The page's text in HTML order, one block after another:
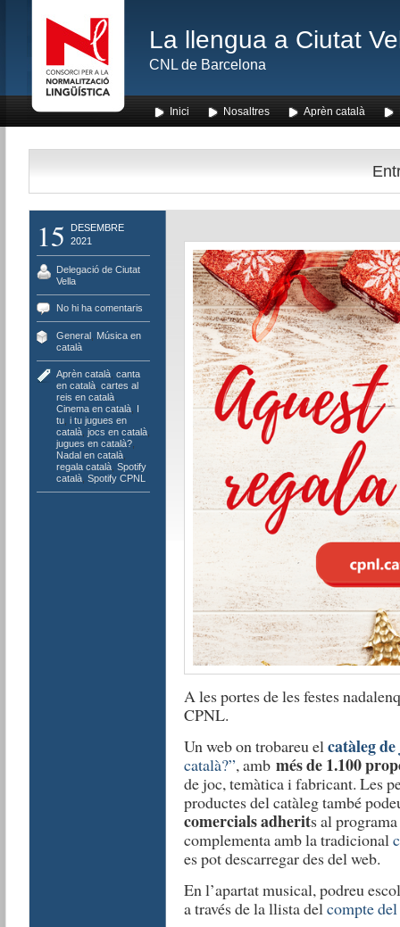
La llengua a Ciutat
CNL de Barcelona
Inici Nosaltres Aprèn català
15
DESEMBRE
2021
Delegació de Ciutat
Vella
No hi ha comentaris
General, Música en
català
Aprèn català, canta
en català, cartes al
reis en català,
Cinema en català, I
tu, i tu jugues en
català, jocs en català,
jugues en català?,
Nadal en català,
regala català, Spotify
català, Spotify CPNL
A les portes de les festes
CPNL.
Un web on trobareu elcatàleg de
català?”, amb més de 1.100
de joc, temàtica i fabricant. Les
productes del catàleg també
comercials adherits al
complementa amb la tradicional
es pot descarregar des del web.
En l’apartat musical, podreu
a través de la llista delcompte